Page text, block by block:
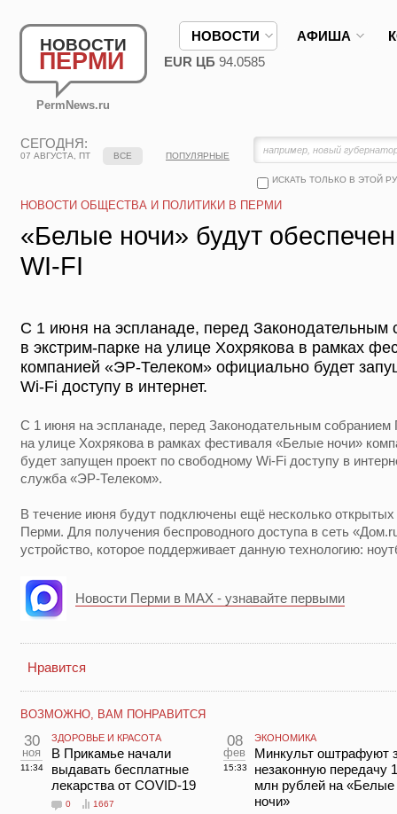
НОВОСТИ
ПЕРМИ
PermNews.ru
НОВОСТИ АФИША
EUR ЦБ 94.0585
СЕГОДНЯ:
07 АВГУСТА, ПТ
ИСКАТЬ ТОЛЬКО В ЭТОЙ
ВСЕ ПОПУЛЯРНЫЕ
НОВОСТИ ОБЩЕСТВА И ПОЛИТИКИ В ПЕРМИ
«Белые ночи» будут
WI-FI
С 1 июня на эспланаде, перед Законодательным
в экстрим-парке на улице Хохрякова в рамках
компанией «ЭР-Телеком» официально будет
Wi-Fi доступу в интернет.
С 1 июня на эспланаде, перед Законодательным собранием
на улице Хохрякова в рамках фестиваля «Белые ночи»
будет запущен проект по свободному Wi-Fi доступу в
служба «ЭР-Телеком».
В течение июня будут подключены ещё несколько
Перми. Для получения беспроводного доступа в сеть
устройство, которое поддерживает данную технологию:
Новости Перми в MAX - узнавайте первыми
Нравится
ВОЗМОЖНО, ВАМ ПОНРАВИТСЯ
30
ноя
11:34
ЗДОРОВЬЕ И КРАСОТА
В Прикамье начали
выдавать бесплатные
лекарства от COVID-19
0 1667
08
фев
15:33
ЭКОНОМИКА
Минкульт оштрафуют
незаконную передачу
млн рублей на «Белые
ночи»